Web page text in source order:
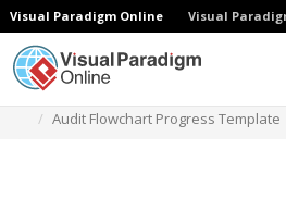
Visual Paradigm Online Visual
Audit Flowchart Progress Template